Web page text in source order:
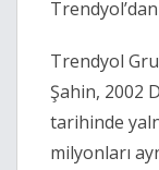
Trendyol
Şahin, 2002
tarihinde
milyonları